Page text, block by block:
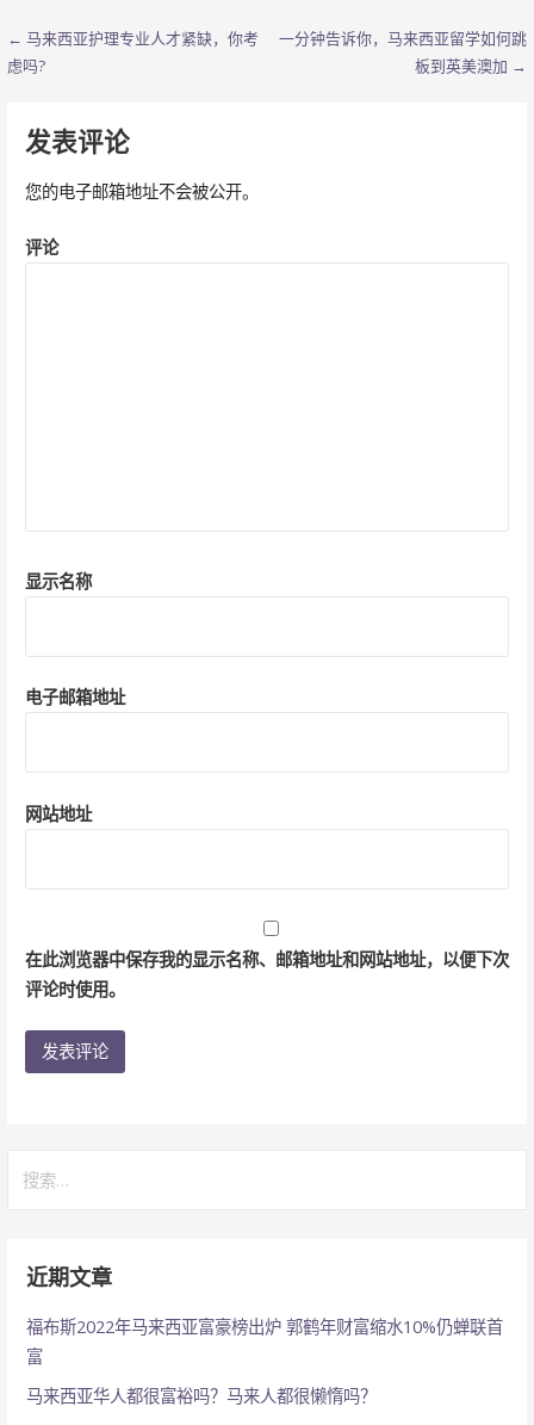
o ei A at
文
章
导
航
← 马来西亚护理专业人才紧缺，你考
虑吗?
一分钟告诉你，马来西亚留学如何跳
板到英美澳加 →
发表评论
您的电子邮箱地址不会被公开。
评论
显示名称
电子邮箱地址
网站地址
在此浏览器中保存我的显示名称、邮箱地址和网站地址，以便下次
评论时使用。
索：
近期文章
福布斯2022年马来西亚富豪榜出炉 郭鹤年财富缩水10%仍蝉联首
富
马来西亚华人都很富裕吗？马来人都很懒惰吗？